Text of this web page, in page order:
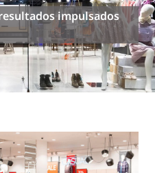
impulsados